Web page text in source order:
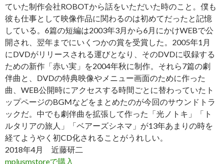
ていた制作会社ROBOTから話をいただいた時のこと。僕も
彼も仕事として映像作品に関わるのは初めてだったと記憶
している。 6篇の短編は2003年3月から6月にかけWEBで公
開され、翌年までにいくつかの賞を受賞した。 2005年1 月
にDVDがリリースされる運びとなり、そのDVDに収録する
ための新作「赤い実」を2004年秋に制作。それら7篇の劇
伴曲と、 DVDの特典映像やメニュー画面のために作った
曲、 WEB公開時にアクセスする時間ごとに替わっていたト
ップページのBGMなどをまとめたのが今回のサウンドトラ
ックだ。中でも劇伴曲を拡張して作った「光ノトキ」「ト
ルタリアの旅人」「ベアーズシネマ」が13年あまりの時を
経てようやく初CD化されることがうれしい。
2018年4月 近藤研二
mplusmstoreで購入